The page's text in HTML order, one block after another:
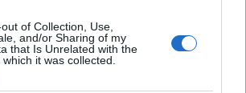
of Collection, Use,
and/or Sharing of my
that Is Unrelated with the
it was collected.
Productions
a határok átlépéséről, a